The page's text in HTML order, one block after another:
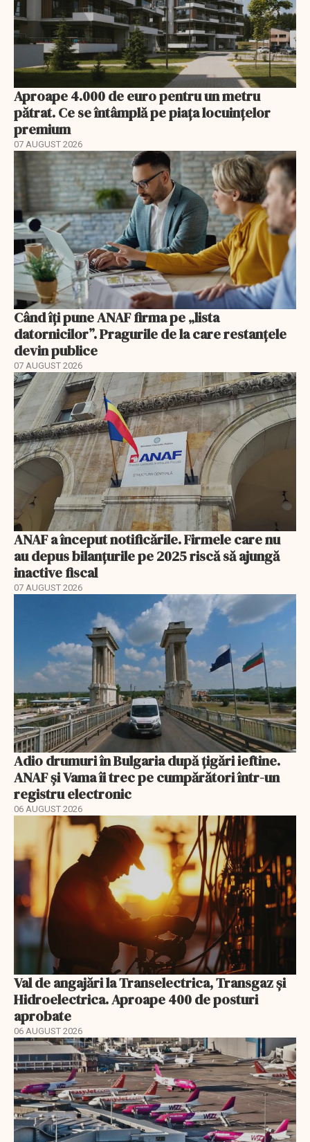
Aproape 4.000 de euro pentru un metru
pătrat. Ce se întâmplă pe piața locuințelor
premium
07 AUGUST 2026
Când îți pune ANAF firma pe „lista
datornicilor”. Pragurile de la care restanțele
devin publice
07 AUGUST 2026
ANAF a început notificările. Firmele care nu
au depus bilanțurile pe 2025 riscă să ajungă
inactive fiscal
07 AUGUST 2026
Adio drumuri în Bulgaria după țigări ieftine.
ANAF și Vama îi trec pe cumpărători într-un
registru electronic
06 AUGUST 2026
Val de angajări la Transelectrica, Transgaz și
Hidroelectrica. Aproape 400 de posturi
aprobate
06 AUGUST 2026